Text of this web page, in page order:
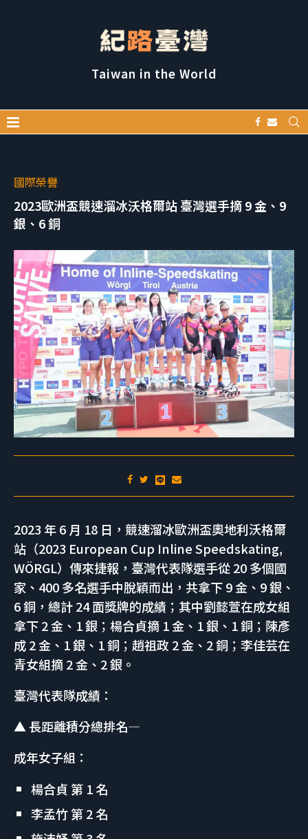
Taiwan in the World
國際榮譽
2023歐洲盃競速溜冰沃格爾站 臺灣選手摘 9 金、9
銀、6 銅
2023 年 6 月 18 日，競速溜冰歐洲盃奧地利沃格爾
站（2023 European Cup Inline Speedskating,
WÖRGL）傳來捷報，臺灣代表隊選手從 20 多個國
家、400 多名選手中脫穎而出，共拿下 9 金、9 銀、
6 銅，總計 24 面獎牌的成績；其中劉懿萱在成女組
拿下 2 金、1 銀；楊合貞摘 1 金、1 銀、1 銅；陳彥
成 2 金、1 銀、1 銅；趙祖政 2 金、2 銅；李佳芸在
青女組摘 2 金、2 銀。
臺灣代表隊成績：
▲ 長距離積分總排名—
成年女子組：
楊合貞 第 1 名
李孟竹 第 2 名